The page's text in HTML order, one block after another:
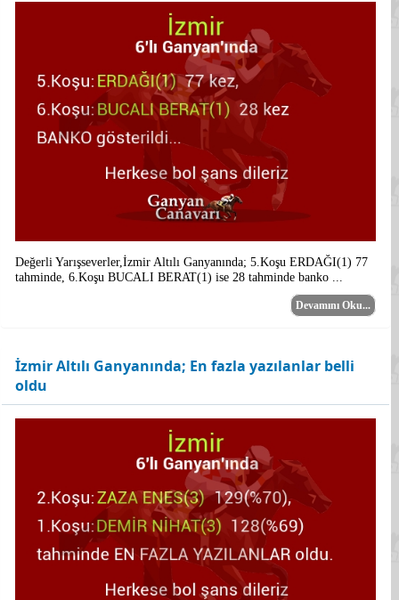
Değerli Yarışseverler,İzmir Altılı Ganyanında; 5.Koşu ERDAĞI(1) 77
tahminde, 6.Koşu BUCALI BERAT(1) ise 28 tahminde banko ...
Devamını Oku...
İzmir Altılı Ganyanında; En fazla yazılanlar belli
oldu